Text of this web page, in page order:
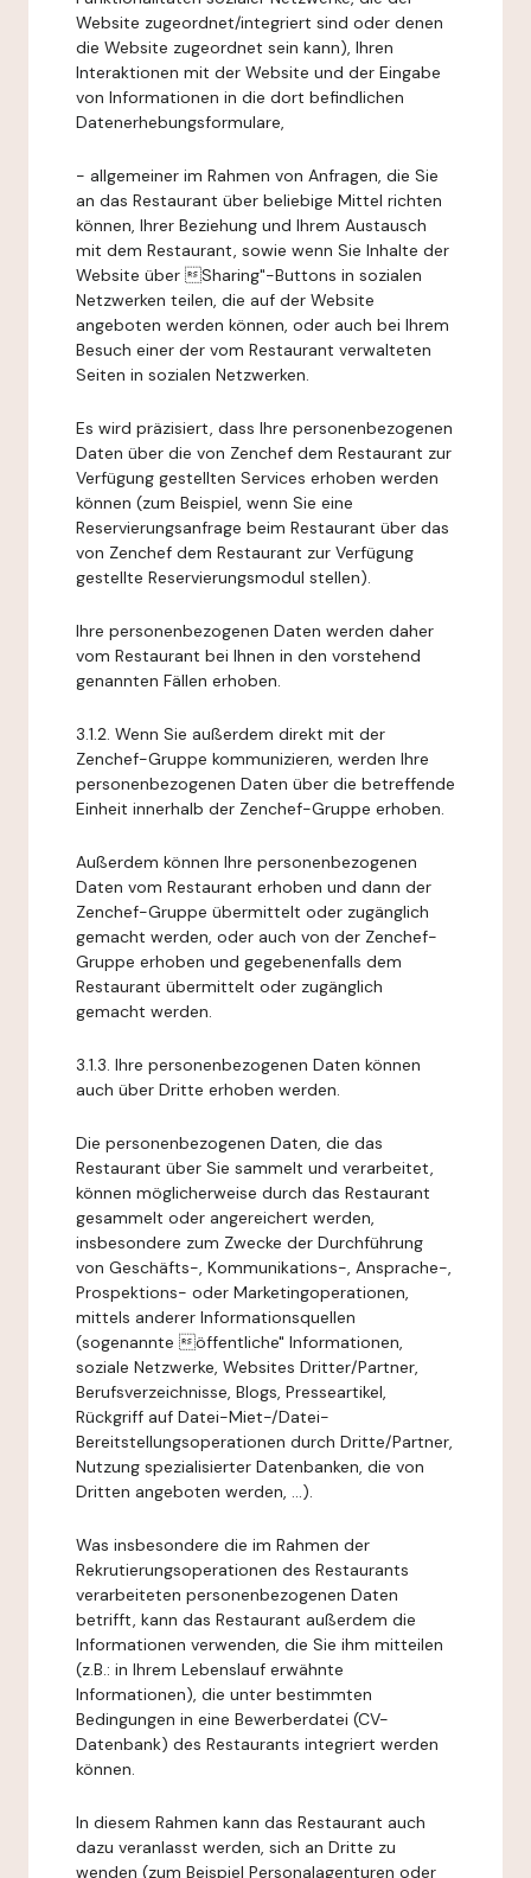
Website zugeordnet/integriert sind oder denen
die Website zugeordnet sein kann), Ihren
Interaktionen mit der Website und der Eingabe
von Informationen in die dort befindlichen
Datenerhebungsformulare,
- allgemeiner im Rahmen von Anfragen, die Sie
an das Restaurant über beliebige Mittel richten
können, Ihrer Beziehung und Ihrem Austausch
mit dem Restaurant, sowie wenn Sie Inhalte der
Website über Sharing"-Buttons in sozialen
Netzwerken teilen, die auf der Website
angeboten werden können, oder auch bei Ihrem
Besuch einer der vom Restaurant verwalteten
Seiten in sozialen Netzwerken.
Es wird präzisiert, dass Ihre personenbezogenen
Daten über die von Zenchef dem Restaurant zur
Verfügung gestellten Services erhoben werden
können (zum Beispiel, wenn Sie eine
Reservierungsanfrage beim Restaurant über das
von Zenchef dem Restaurant zur Verfügung
gestellte Reservierungsmodul stellen).
Ihre personenbezogenen Daten werden daher
vom Restaurant bei Ihnen in den vorstehend
genannten Fällen erhoben.
3.1.2. Wenn Sie außerdem direkt mit der
Zenchef-Gruppe kommunizieren, werden Ihre
personenbezogenen Daten über die betreffende
Einheit innerhalb der Zenchef-Gruppe erhoben.
Außerdem können Ihre personenbezogenen
Daten vom Restaurant erhoben und dann der
Zenchef-Gruppe übermittelt oder zugänglich
gemacht werden, oder auch von der Zenchef-
Gruppe erhoben und gegebenenfalls dem
Restaurant übermittelt oder zugänglich
gemacht werden.
3.1.3. Ihre personenbezogenen Daten können
auch über Dritte erhoben werden.
Die personenbezogenen Daten, die das
Restaurant über Sie sammelt und verarbeitet,
können möglicherweise durch das Restaurant
gesammelt oder angereichert werden,
insbesondere zum Zwecke der Durchführung
von Geschäfts-, Kommunikations-, Ansprache-,
Prospektions- oder Marketingoperationen,
mittels anderer Informationsquellen
(sogenannte öffentliche" Informationen,
soziale Netzwerke, Websites Dritter/Partner,
Berufsverzeichnisse, Blogs, Presseartikel,
Rückgriff auf Datei-Miet-/Datei-
Bereitstellungsoperationen durch Dritte/Partner,
Nutzung spezialisierter Datenbanken, die von
Dritten angeboten werden, ...).
Was insbesondere die im Rahmen der
Rekrutierungsoperationen des Restaurants
verarbeiteten personenbezogenen Daten
betrifft, kann das Restaurant außerdem die
Informationen verwenden, die Sie ihm mitteilen
(z.B.: in Ihrem Lebenslauf erwähnte
Informationen), die unter bestimmten
Bedingungen in eine Bewerberdatei (CV-
Datenbank) des Restaurants integriert werden
können.
In diesem Rahmen kann das Restaurant auch
dazu veranlasst werden, sich an Dritte zu
wenden (zum Beispiel Personalagenturen oder